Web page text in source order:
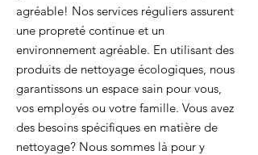
agréable! Nos services réguliers assurent
une propreté continue et un
environnement agréable. En utilisant des
produits de nettoyage écologiques, nous
garantissons un espace sain pour vous,
vos employés ou votre famille. Vous avez
des besoins spécifiques en matière de
nettoyage? Nous sommes là pour y